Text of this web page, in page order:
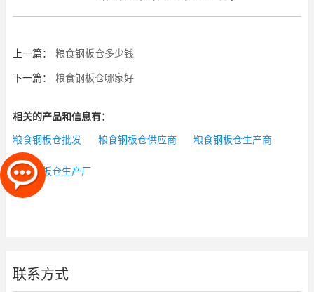
上一篇： 粮食钢板仓多少钱
下一篇： 粮食钢板仓哪家好
相关的产品和信息有：
粮食钢板仓批发 粮食钢板仓供应商 粮食钢板仓生产商
粮食钢板仓生产厂
联系方式